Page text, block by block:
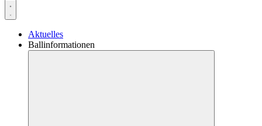
Aktuelles
Ballinformationen